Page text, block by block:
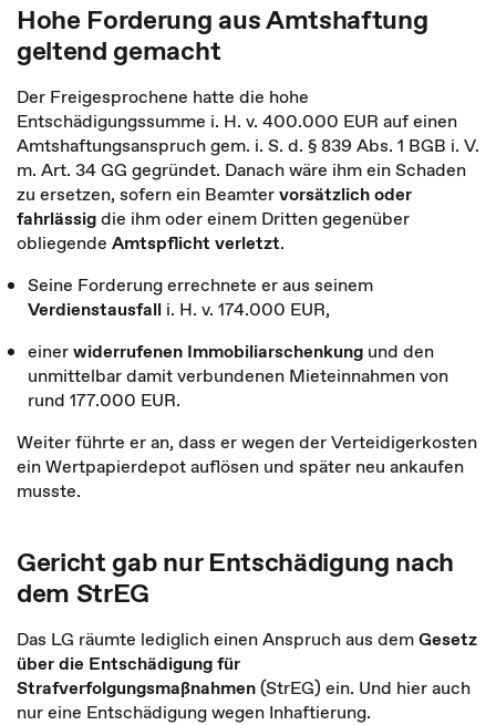
Hohe Forderung aus Amtshaftung
geltend gemacht
Der Freigesprochene hatte die hohe
Entschädigungssumme i. H. v. 400.000 EUR auf einen
Amtshaftungsanspruch gem. i. S. d. § 839 Abs. 1 BGB i. V.
m. Art. 34 GG gegründet. Danach wäre ihm ein Schaden
zu ersetzen, sofern ein Beamtervorsätzlich oder
fahrlässigdie ihm oder einem Dritten gegenüber
obliegende Amtspflicht verletzt.
Seine Forderung errechnete er aus seinem
Verdienstausfall i. H. v. 174.000 EUR,
einerwiderrufenen Immobiliarschenkung und den
unmittelbar damit verbundenen Mieteinnahmen von
rund 177.000 EUR.
Weiter führte er an, dass er wegen der Verteidigerkosten
ein Wertpapierdepot auflösen und später neu ankaufen
musste.
Gericht gab nur Entschädigung nach
dem StrEG
Das LG räumte lediglich einen Anspruch aus demGesetz
über die Entschädigung für
Strafverfolgungsmaßnahmen(StrEG) ein. Und hier auch
nur eine Entschädigung wegen Inhaftierung.